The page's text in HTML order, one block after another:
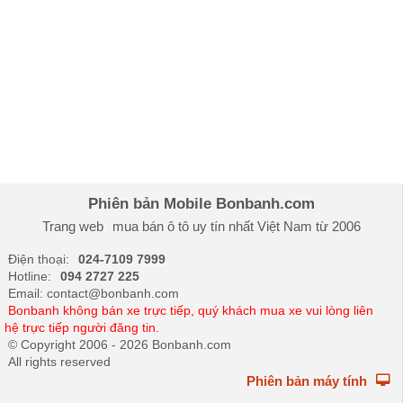
Mazda 2
nhập
khẩu -
2025
455.000.000 455.000.000 455.000.000
Mazda 2
Deluxe
428.000.000 428.000.000
Phiên bản Mobile Bonbanh.com
Trang web mua bán ô tôuy tín nhất Việt Nam từ 2006
Điện thoại:
024-7109 7999
Hotline:
094 2727 225
Email: contact@bonbanh.com
Bonbanh không bán xe trực tiếp, quý khách mua xe vui lòng liên
hệ trực tiếp người đăng tin.
© Copyright 2006 - 2026 Bonbanh.com
All rights reserved
Phiên bản máy tính